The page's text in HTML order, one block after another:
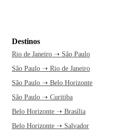
Destinos
Rio de Janeiro ➝ São Paulo
São Paulo ➝ Rio de Janeiro
São Paulo ➝ Belo Horizonte
São Paulo ➝ Curitiba
Belo Horizonte ➝ Brasília
Belo Horizonte ➝ Salvador